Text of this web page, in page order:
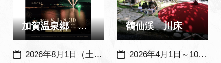
加賀温泉郷 納涼花火まつり in 片山津温泉
2026年8月1日（土）～30日（日） ※天候により中止の場合あり （例年：８月初旬から下旬に開催）
鶴仙渓 川床
2026年4月1日～10月31日 9：30～16：00 11月1日～11月30日 10：00～15：00 ※雨天及び河川の増水時は中止となります。※メンテナンス休業期間あり